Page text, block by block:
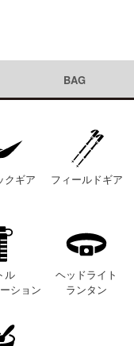
BAG
クギア フィールドギア
ル
ション
ヘッドライト
ランタン